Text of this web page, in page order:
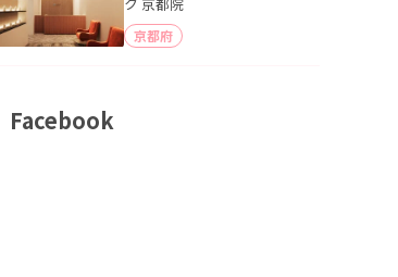
京都府
Facebook